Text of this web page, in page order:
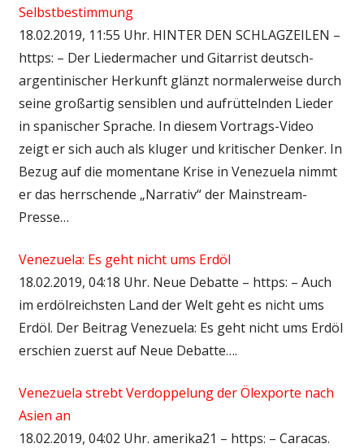
Selbstbestimmung
18.02.2019, 11:55 Uhr. HINTER DEN SCHLAGZEILEN –
https: – Der Liedermacher und Gitarrist deutsch-
argentinischer Herkunft glänzt normalerweise durch
seine großartig sensiblen und aufrüttelnden Lieder
in spanischer Sprache. In diesem Vortrags-Video
zeigt er sich auch als kluger und kritischer Denker. In
Bezug auf die momentane Krise in Venezuela nimmt
er das herrschende „Narrativ“ der Mainstream-
Presse…
Venezuela: Es geht nicht ums Erdöl
18.02.2019, 04:18 Uhr. Neue Debatte – https: – Auch
im erdölreichsten Land der Welt geht es nicht ums
Erdöl. Der Beitrag Venezuela: Es geht nicht ums Erdöl
erschien zuerst auf Neue Debatte….
Venezuela strebt Verdoppelung der Ölexporte nach
Asien an
18.02.2019, 04:02 Uhr. amerika21 – https: – Caracas.